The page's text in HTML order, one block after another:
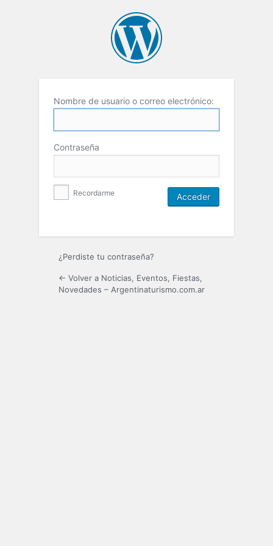
Nombre de usuario o correo electrónico:
Contraseña
Recordarme
¿Perdiste tu contraseña?
← Volver a Noticias, Eventos, Fiestas,
Novedades – Argentinaturismo.com.ar